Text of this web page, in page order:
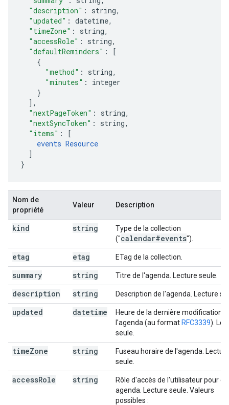
"description" : string,
"updated" : datetime,
"timeZone" : string,
"accessRole" : string,
"defaultReminders" :
[
"method" : string,
"minutes" :
integer
],
"nextPageToken" : string,
"nextSyncToken" : string,
"items" :
[
events Resource
]
}
Nom de
propriété
Valeur Description
kind string
Type de la collection
("calendar#events").
etag etag ETag de la collection.
summary string Titre de l'agenda. Lecture seule.
description string Description de l'agenda. Lecture
updated datetime
Heure de la dernière modification
l'agenda (au format RFC3339).
seule.
timeZone string
Fuseau horaire de l'agenda.
seule.
accessRole string
Rôle d'accès de l'utilisateur pour
agenda. Lecture seule. Valeurs
possibles :